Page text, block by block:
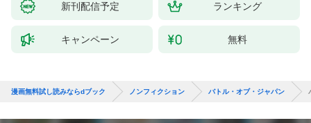
新刊配信予定 ランキング
キャンペーン 無料
漫画無料試し読みならdブック ノンフィクション バトル・オブ・ジャパン